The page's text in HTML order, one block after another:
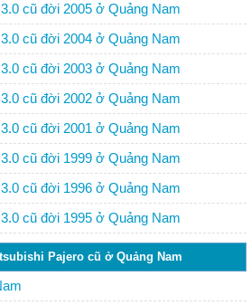
cũ đời 2005 ở Quảng Nam
cũ đời 2004 ở Quảng Nam
cũ đời 2003 ở Quảng Nam
cũ đời 2002 ở Quảng Nam
cũ đời 2001 ở Quảng Nam
cũ đời 1999 ở Quảng Nam
cũ đời 1996 ở Quảng Nam
cũ đời 1995 ở Quảng Nam
Pajero cũ ở Quảng Nam